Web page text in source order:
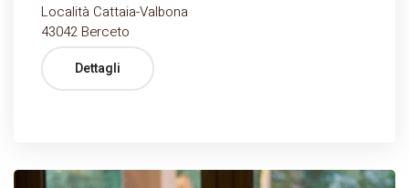
Località Cattaia-Valbona
43042 Berceto
Dettagli